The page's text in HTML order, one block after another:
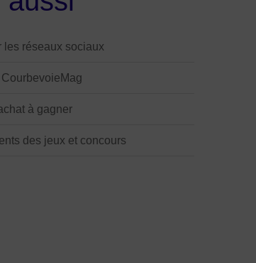
les réseaux sociaux
à gagner
des jeux et concours